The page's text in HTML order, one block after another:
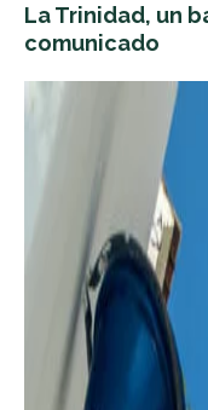
La Trinidad, un
comunicado